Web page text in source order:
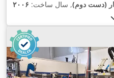
(دست دوم), سال ساخت: ۲۰۰۶